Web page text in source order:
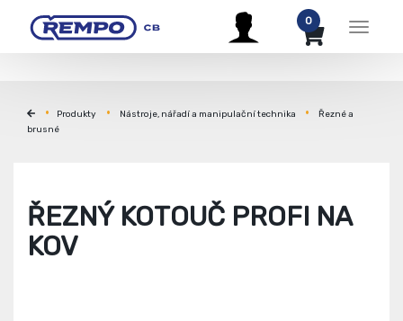
Menu
0
Produkty Nástroje, nářadí a manipulační technika
Řezné a
brusné
ŘEZNÝ KOTOUČ PROFI NA
KOV